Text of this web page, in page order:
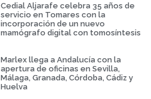
Cedial Aljarafe celebra 35 años de
servicio en Tomares con la
incorporación de un nuevo
mamógrafo digital con tomosíntesis
Marlex llega a Andalucía con la
apertura de oficinas en Sevilla,
Málaga, Granada, Córdoba, Cádiz y
Huelva